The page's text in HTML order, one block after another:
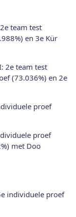
team test
en 3e Kür
2e team test
(73.036%) en 2e
proef
proef
met Doo
individuele proef